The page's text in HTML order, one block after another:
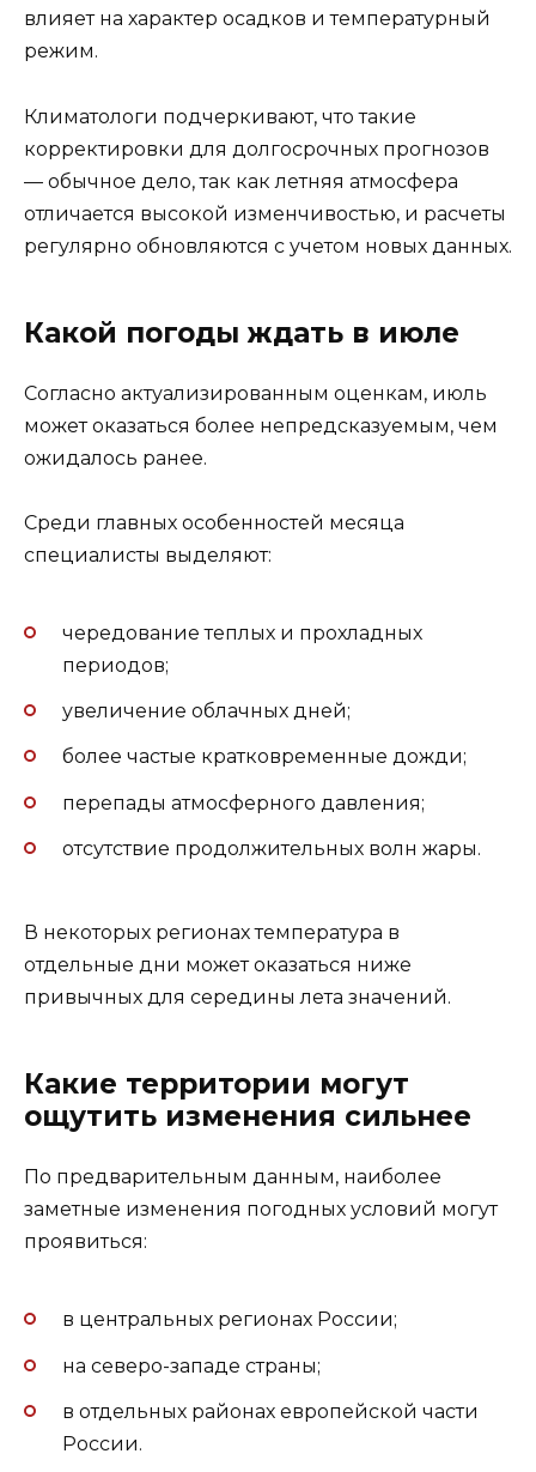
влияет на характер осадков и температурный
режим.
Климатологи подчеркивают, что такие
корректировки для долгосрочных прогнозов
— обычное дело, так как летняя атмосфера
отличается высокой изменчивостью, и расчеты
регулярно обновляются с учетом новых данных.
Какой погоды ждать в июле
Согласно актуализированным оценкам, июль
может оказаться более непредсказуемым, чем
ожидалось ранее.
Среди главных особенностей месяца
специалисты выделяют:
чередование теплых и прохладных
периодов;
увеличение облачных дней;
более частые кратковременные дожди;
перепады атмосферного давления;
отсутствие продолжительных волн жары.
В некоторых регионах температура в
отдельные дни может оказаться ниже
привычных для середины лета значений.
Какие территории могут
ощутить изменения сильнее
По предварительным данным, наиболее
заметные изменения погодных условий могут
проявиться:
в центральных регионах России;
на северо-западе страны;
в отдельных районах европейской части
России.